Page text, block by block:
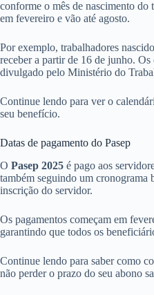
conforme o mês de nascimento do
em fevereiro e vão até agosto.
Por exemplo, trabalhadores
receber a partir de 16 de junho.
divulgado pelo Ministério do
Continue lendo para ver o
seu benefício.
Datas de pagamento do Pasep
O Pasep 2025 é pago aos
também seguindo um cronograma
inscrição do servidor.
Os pagamentos começam em
garantindo que todos os
Continue lendo para saber como
não perder o prazo do seu abono